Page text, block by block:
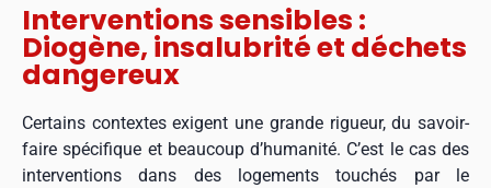
Interventions sensibles :
Diogène, insalubrité et déchets
dangereux
Certains contextes exigent une grande rigueur, du savoir-
faire spécifique et beaucoup d’humanité. C’est le cas des
interventions dans des logements touchés par le